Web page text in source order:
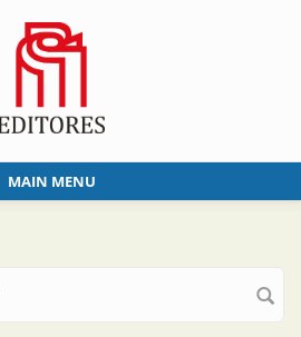
MAIN MENU